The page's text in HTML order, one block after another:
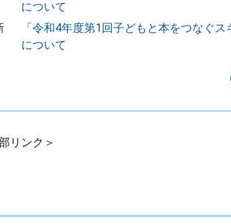
について
「令和4年度第1回子どもと本をつなぐ
について
リンク＞